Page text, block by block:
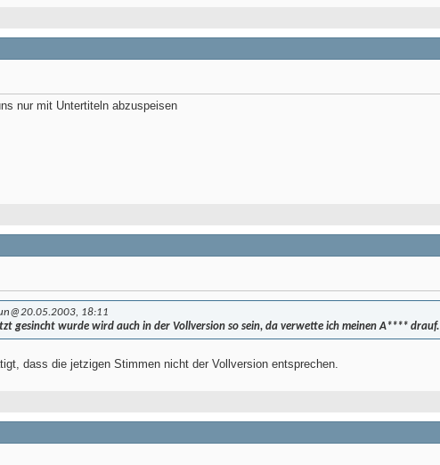
nur mit Untertiteln abzuspeisen
@20.05.2003, 18:11
gesincht wurde wird auch in der Vollversion so sein, da verwette ich meinen A**** drauf.
dass die jetzigen Stimmen nicht der Vollversion entsprechen.